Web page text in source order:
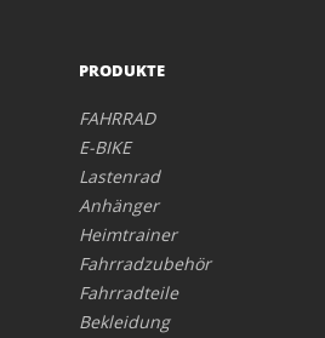
PRODUKTE
FAHRRAD
E-BIKE
Lastenrad
Anhänger
Heimtrainer
Fahrradzubehör
Fahrradteile
Bekleidung